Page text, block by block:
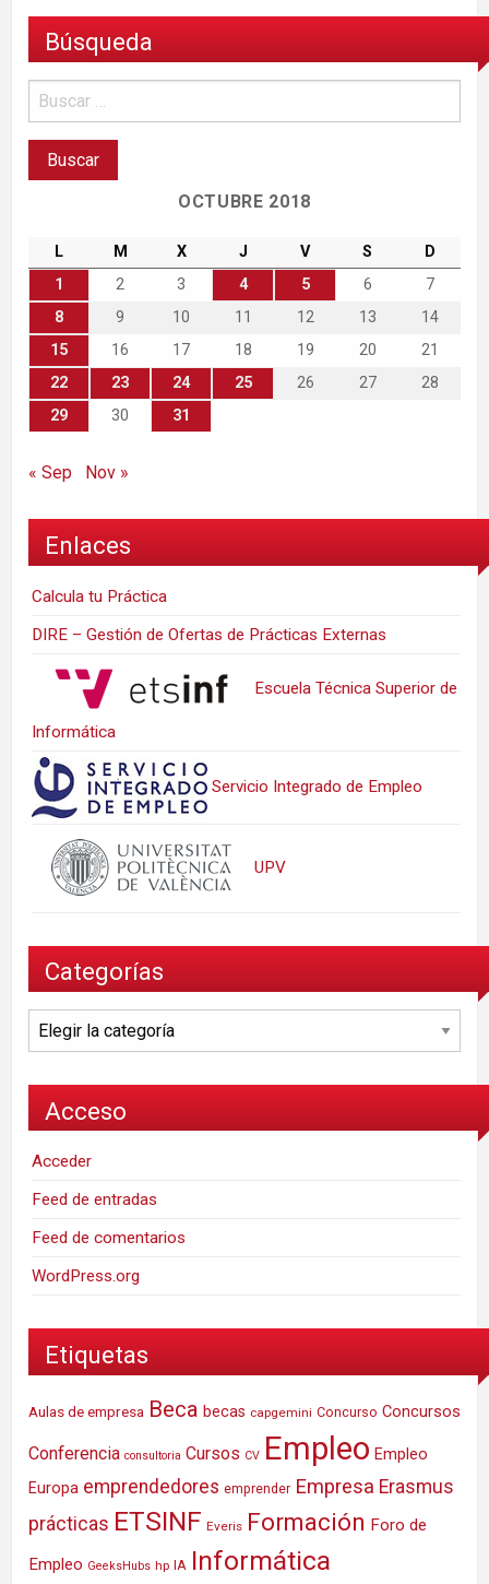
Búsqueda
OCTUBRE 2018
L M X J V S
D
1
2 3 4 5 6
7
8
9 10 11 12 13
14
15
16 17 18 19 20
21
22
23 24 25 26 27
28
29
30 31
« Sep Nov »
Enlaces
Calcula tu Práctica
DIRE – Gestión de Ofertas de Prácticas Externas
Escuela Técnica Superior de
Informática
Servicio Integrado de Empleo
UPV
Categorías
Categorías
Acceso
Acceder
Feed de entradas
Feed de comentarios
WordPress.org
Etiquetas
Aulas de empresa Beca becas capgemini Concurso Concursos
Conferencia consultoria Cursos CV Empleo Empleo
Europa emprendedores emprender Empresa Erasmus
prácticas ETSINF Everis Formación Foro de
Empleo GeeksHubs hp IA Informática